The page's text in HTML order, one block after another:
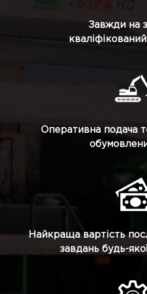
Завжди на
Оперативна подача
Найкраща вартість
завдань будь-